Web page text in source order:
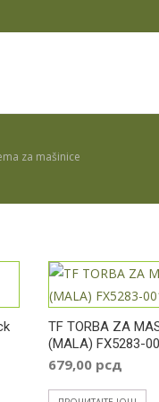
za mašinice
TF TORBA ZA
(MALA) FX5283-
679,00 рсд